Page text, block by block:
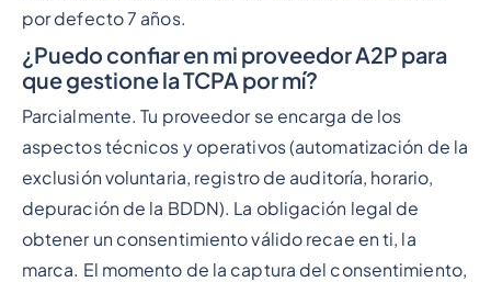
por defecto 7 años.
¿Puedo confiar en mi proveedor A2P para
que gestione la TCPA por mí?
Parcialmente. Tu proveedor se encarga de los
aspectos técnicos y operativos (automatización de la
exclusión voluntaria, registro de auditoría, horario,
depuración de la BDDN). La obligación legal de
obtener un consentimiento válido recae en ti, la
marca. El momento de la captura del consentimiento,